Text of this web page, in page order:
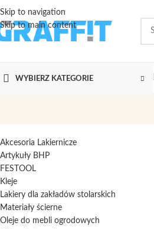
Skip to navigation
Skip to main content
WYBIERZ KATEGORIE
Akcesoria Lakiernicze
Artykuły BHP
FESTOOL
Kleje
Lakiery dla zakładów stolarskich
Materiały ścierne
Oleje do mebli ogrodowych